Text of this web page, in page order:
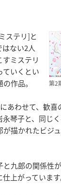
第2
ステリ]と
はない2人
ミステリ
ていくとい
作品。
あわせて、歓喜
琴子と、同じ
描かれたビジ
九郎の関係性
上がっています